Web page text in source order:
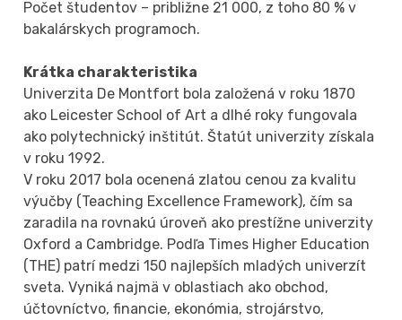
Počet študentov – približne 21 000, z toho 80 % v
bakalárskych programoch.
Krátka charakteristika
Univerzita De Montfort bola založená v roku 1870
ako Leicester School of Art a dlhé roky fungovala
ako polytechnický inštitút. Štatút univerzity získala
v roku 1992.
V roku 2017 bola ocenená zlatou cenou za kvalitu
výučby (Teaching Excellence Framework), čím sa
zaradila na rovnakú úroveň ako prestížne univerzity
Oxford a Cambridge. Podľa Times Higher Education
(THE) patrí medzi 150 najlepších mladých univerzít
sveta. Vyniká najmä v oblastiach ako obchod,
účtovníctvo, financie, ekonómia, strojárstvo,